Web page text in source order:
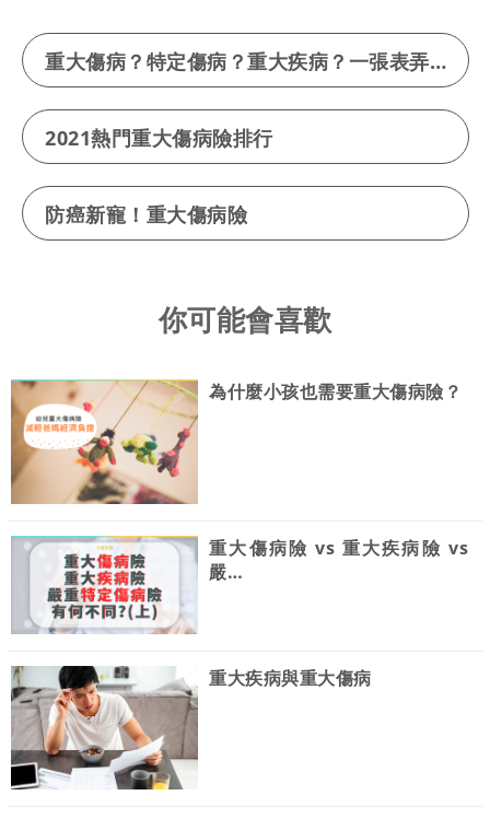
重大傷病？特定傷病？重大疾病？一張表弄懂
2021熱門重大傷病險排行
防癌新寵！重大傷病險
你可能會喜歡
為什麼小孩也需要重大傷病險？
重大傷病險 vs 重大疾病險 vs
嚴…
重大疾病與重大傷病